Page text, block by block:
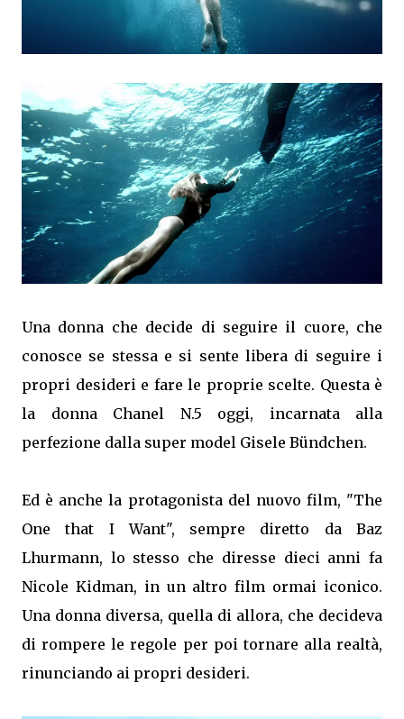
Una donna che decide di seguire il cuore, che
conosce se stessa e si sente libera di seguire i
propri desideri e fare le proprie scelte. Questa è
la donna Chanel N.5 oggi, incarnata alla
perfezione dalla super model Gisele Bündchen.
Ed è anche la protagonista del nuovo film, "The
One that I Want", sempre diretto da Baz
Lhurmann, lo stesso che diresse dieci anni fa
Nicole Kidman, in un altro film ormai iconico.
Una donna diversa, quella di allora, che decideva
di rompere le regole per poi tornare alla realtà,
rinunciando ai propri desideri.